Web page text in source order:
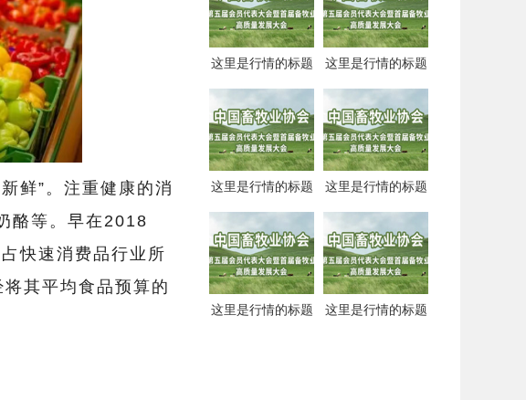
鲜”。注重健康的消
酪等。早在2018
快速消费品行业所
其平均食品预算的
这里是行情的标题 这里是行情的标题
这里是行情的标题 这里是行情的标题
这里是行情的标题 这里是行情的标题